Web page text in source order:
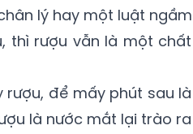
lý hay một luật ngầm
thì rượu vẫn là một chất
để mấy phút sau là
là nước mắt lại trào ra